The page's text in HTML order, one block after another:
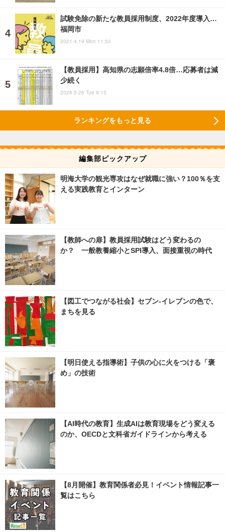
試験免除の新たな教員採用制度、2022年度導入…
福岡市
2021.4.19 Mon 11:50
【教員採用】高知県の志願倍率4.8倍…応募者は減
少続く
2026.5.26 Tue 9:15
ランキングをもっと見る
編集部ピックアップ
明海大学の観光専攻はなぜ就職に強い？100％を支
える実践教育とインターン
【教師への扉】教員採用試験はどう変わるの
か？ 一般教養縮小とSPI導入、面接重視の時代
【図工でつながる社会】セブン‐イレブンの色で、
まちを見る
【明日使える指導術】子供の心に火をつける「褒
め」の技術
【AI時代の教育】生成AIは教育現場をどう変える
のか、OECDと文科省ガイドラインから考える
【8月開催】教育関係者必見！イベント情報記事一
覧はこちら